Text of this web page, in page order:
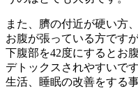
また、臍の付近が硬い方
お腹が張っている方です
下腹部を42度にするとお
デトックスされやすいで
生活、睡眠の改善をする